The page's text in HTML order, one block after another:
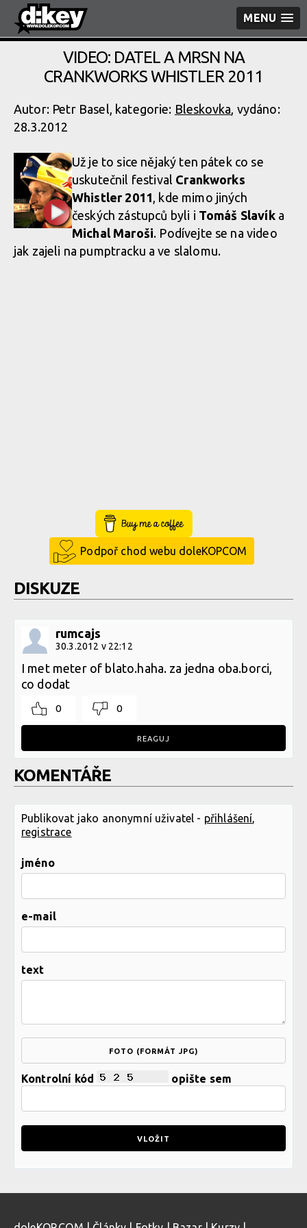
MENU
VIDEO: DATEL A MRSN NA
CRANKWORKS WHISTLER 2011
Autor: Petr Basel, kategorie: Bleskovka, vydáno:
28.3.2012
Už je to sice nějaký ten pátek co se
uskutečnil festival Crankworks
Whistler 2011, kde mimo jiných
českých zástupců byli i Tomáš Slavíka
Michal Maroši. Podívejte se na video
jak zajeli na pumptracku a ve slalomu.
Buy Me a Coffee
Podpoř chod webu doleKOPCOM
DISKUZE
rumcajs
30.3.2012 v 22:12
I met meter of blato.haha. za jedna oba.borci,
co dodat
0 0
REAGUJ
KOMENTÁŘE
Publikovat jako anonymní uživatel - přihlášení
registrace
jméno
e-mail
text
FOTO (FORMÁT JPG)
Kontrolní kód opište sem